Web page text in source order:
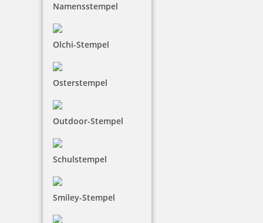
Namensstempel
Olchi-Stempel
Osterstempel
Outdoor-Stempel
Schulstempel
Smiley-Stempel